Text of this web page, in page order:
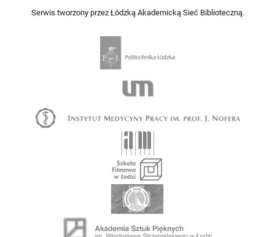
Serwis tworzony przez Łódzką Akademicką Sieć Biblioteczną.